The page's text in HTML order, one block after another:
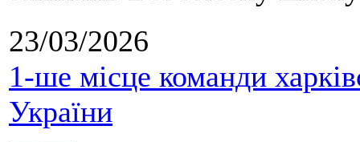
23/03/2026
1-ше місце команди
України